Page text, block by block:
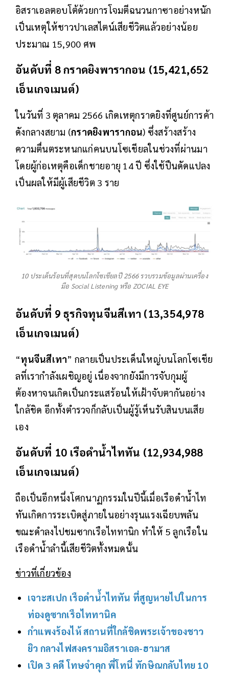
อิสราเอลตอบโต้ด้วยการโจมตีฉนวนกาซาอย่างหนัก
เป็นเหตุให้ชาวปาเลสไตน์เสียชีวิตแล้วอย่างน้อย
ประมาณ 15,900 ศพ
อันดับที่ 8 กราดยิงพารากอน (15,421,652
เอ็นเกจเมนต์)
ในวันที่ 3 ตุลาคม 2566 เกิดเหตุกราดยิงที่ศูนย์การค้า
ดังกลางสยาม (กราดยิงพารากอน) ซึ่งสร้างสร้าง
ความตื่นตระหนกแก่คนบนโซเชียลในช่วงที่ผ่านมา
โดยผู้ก่อเหตุคือเด็กชายอายุ 14 ปี ซึ่งใช้ปืนดัดแปลง
เป็นผลให้มีผู้เสียชีวิต 3 ราย
10 ประเด็นร้อนที่สุดบนโลกโซเชียลปี 2566 รวบรวมข้อมูลผ่านเครื่อง
มือ Social Listening หรือ ZOCIAL EYE
อันดับที่ 9 ธุรกิจทุนจีนสีเทา (13,354,978
เอ็นเกจเมนต์)
“ทุนจีนสีเทา” กลายเป็นประเด็นใหญ่บนโลกโซเชีย
ลที่เรากำลังเผชิญอยู่ เนื่องจากยังมีการจับกุมผู้
ต้องหาจนเกิดเป็นกระแสร้อนให้เฝ้าจับตากันอย่าง
ใกล้ชิด อีกทั้งตำรวจก็กลับเป็นผู้รู้เห็นรับสินบนเสีย
เอง
อันดับที่ 10 เรือดำน้ำไททัน (12,934,988
เอ็นเกจเมนต์)
ถือเป็นอีกหนึ่งโศกนาฏกรรมในปีนี้เมื่อเรือดำน้ำไท
ทันเกิดการระเบิดสู่ภายในอย่างรุนแรงเฉียบพลัน
ขณะดำลงไปชมซากเรือไททานิก ทำให้ 5 ลูกเรือใน
เรือดำน้ำลำนี้เสียชีวิตทั้งหมดนั้น
ข่าวที่เกี่ยวข้อง
เจาะสเปก เรือดำน้ำไททัน ที่สูญหายไปในการ
ท่องดูซากเรือไททานิค
กำแพงร้องไห้ สถานที่ใกล้ชิดพระเจ้าของชาว
ยิว กลางไฟสงครามอิสราเอล-ฮามาส
เปิด 3 คดี โทษจำคุก พี่โทนี่ ทักษิณกลับไทย 10